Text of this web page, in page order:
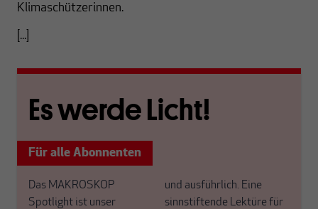
Klimaschützerinnen.
[...]
Es werde Licht!
Für alle Abonnenten
Das MAKROSKOP
Spotlight ist unser
und ausführlich. Eine
sinnstiftende Lektüre für